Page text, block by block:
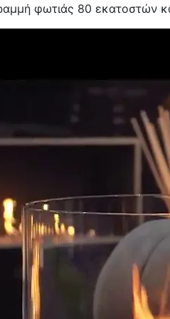
φωτιάς 80 εκατοστών